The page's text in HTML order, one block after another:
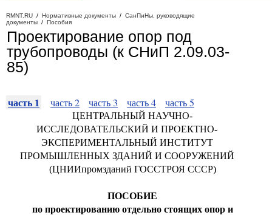
RMNT.RU / Нормативные документы / СанПиНы, руководящие
документы / Пособия
Проектирование опор под
трубопроводы (к СНиП 2.09.03-
85)
часть 1 часть 2 часть 3 часть 4 часть 5
ЦЕНТРАЛЬНЫЙ НАУЧНО-
ИССЛЕДОВАТЕЛЬСКИЙ И ПРОЕКТНО-
ЭКСПЕРИМЕНТАЛЬНЫЙ ИНСТИТУТ
ПРОМЫШЛЕННЫХ ЗДАНИЙ И СООРУЖЕНИЙ
(ЦНИИпромзданий ГОССТРОЯ СССР)
ПОСОБИЕ
по проектированию отдельно стоящих опор и